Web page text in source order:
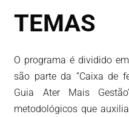
TEMAS
O programa é dividido
são parte da “Caixa de
Guia Ater Mais
metodológicos que